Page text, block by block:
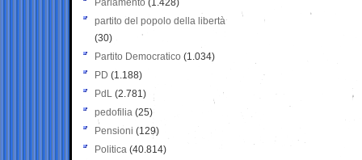
Parlamento (1.428)
partito del popolo della libertà
(30)
Partito Democratico (1.034)
PD (1.188)
PdL (2.781)
pedofilia (25)
Pensioni (129)
Politica (40.814)